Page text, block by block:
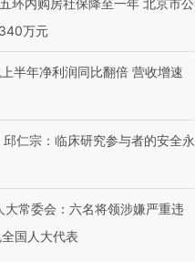
环内购房社保降至一年 北京市公
万元
半年净利润同比翻倍 营收增速
邱仁宗：临床研究参与者的安全永
大常委会：六名将领涉嫌严重违
国人大代表